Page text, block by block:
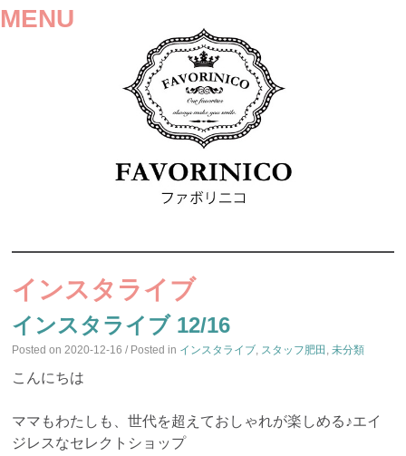
MENU
TO
CONTENT
インスタライブ
インスタライブ 12/16
Posted on2020-12-16 / Posted in インスタライブ, スタッフ肥田 ,未分類
こんにちは
ママもわたしも、世代を超えておしゃれが楽しめる♪エイ
ジレスなセレクトショップ